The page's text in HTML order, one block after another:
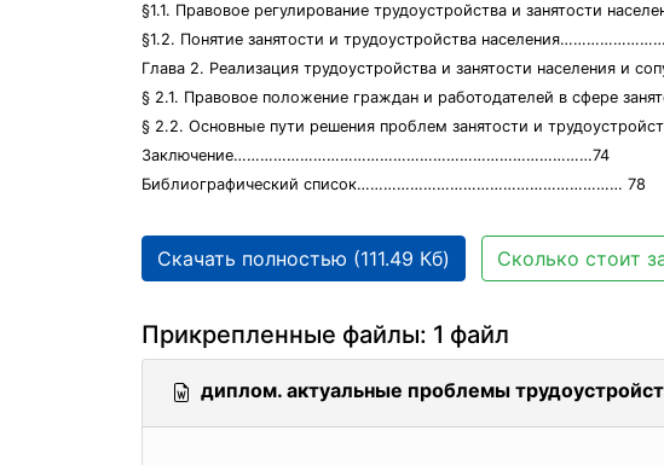
§1.1. Правовое регулирование трудоустройства и занятости
§1.2. Понятие занятости и трудоустройства
Глава 2. Реализация трудоустройства и занятости
§ 2.1. Правовое положение граждан и работодателей в сфере
§ 2.2. Основные пути решения проблем занятости и
Заключение………………………………………………………………………74
Библиографический список…………………………………………………… 78
Скачать полностью (111.49 Кб) Сколько стоит
Прикрепленные файлы: 1 файл
диплом. актуальные проблемы